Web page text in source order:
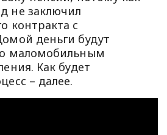
не заключил
контракта с
деньги будут
маломобильным
Как будет
– далее.